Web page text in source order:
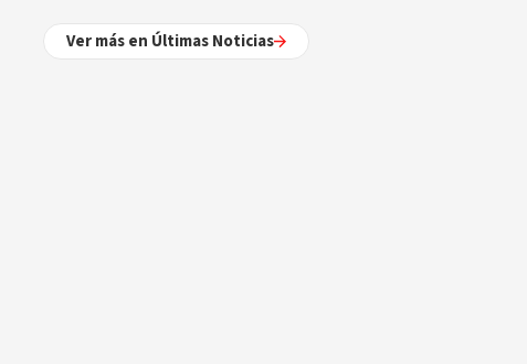
Ver más en Últimas Noticias